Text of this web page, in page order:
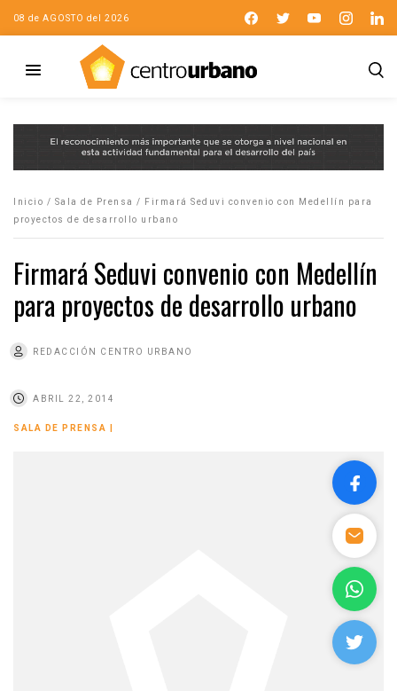
08 de AGOSTO del 2026
Inicio / Sala de Prensa /
Firmará Seduvi convenio con Medellín para
proyectos de desarrollo urbano
Firmará Seduvi convenio con Medellín
para proyectos de desarrollo urbano
REDACCIÓN CENTRO URBANO
ABRIL 22, 2014
SALA DE PRENSA